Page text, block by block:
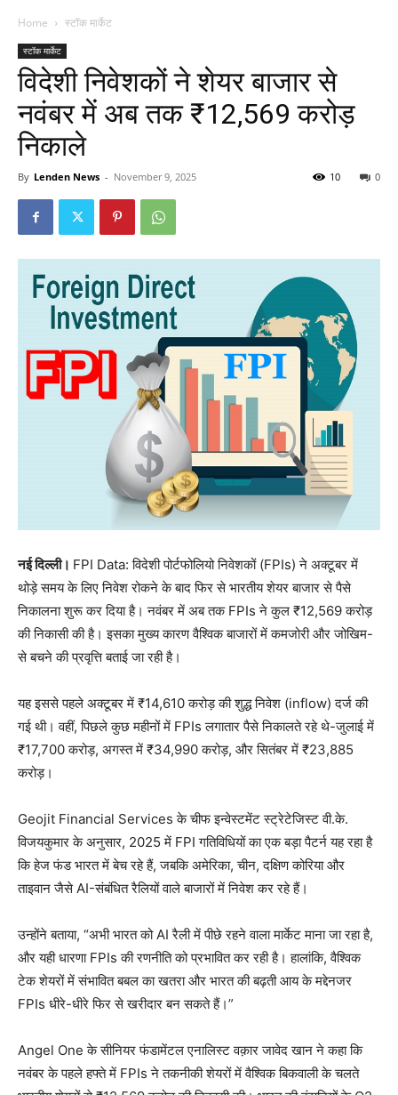
Home स्टॉक मार्केट
स्टॉक मार्केट
विदेशी निवेशकों ने शेयर बाजार से
नवंबर में अब तक ₹12,569 करोड़
निकाले
By Lenden News - November 9, 2025 0
10
नई दिल्ली। FPI Data: विदेशी पोर्टफोलियो निवेशकों (FPIs) ने अक्टूबर में
थोड़े समय के लिए निवेश रोकने के बाद फिर से भारतीय शेयर बाजार से पैसे
निकालना शुरू कर दिया है। नवंबर में अब तक FPIs ने कुल ₹12,569 करोड़
की निकासी की है। इसका मुख्य कारण वैश्विक बाजारों में कमजोरी और जोखिम-
से बचने की प्रवृत्ति बताई जा रही है।
यह इससे पहले अक्टूबर में ₹14,610 करोड़ की शुद्ध निवेश (inflow) दर्ज की
गई थी। वहीं, पिछले कुछ महीनों में FPIs लगातार पैसे निकालते रहे थे-जुलाई में
₹17,700 करोड़, अगस्त में ₹34,990 करोड़, और सितंबर में ₹23,885
करोड़।
Geojit Financial Services के चीफ इन्वेस्टमेंट स्ट्रेटेजिस्ट वी.के.
विजयकुमार के अनुसार, 2025 में FPI गतिविधियों का एक बड़ा पैटर्न यह रहा है
कि हेज फंड भारत में बेच रहे हैं, जबकि अमेरिका, चीन, दक्षिण कोरिया और
ताइवान जैसे AI-संबंधित रैलियों वाले बाजारों में निवेश कर रहे हैं।
उन्होंने बताया, “अभी भारत को AI रैली में पीछे रहने वाला मार्केट माना जा रहा है,
और यही धारणा FPIs की रणनीति को प्रभावित कर रही है। हालांकि, वैश्विक
टेक शेयरों में संभावित बबल का खतरा और भारत की बढ़ती आय के मद्देनजर
FPIs धीरे-धीरे फिर से खरीदार बन सकते हैं।”
Angel One के सीनियर फंडामेंटल एनालिस्ट वक़ार जावेद खान ने कहा कि
नवंबर के पहले हफ्ते में FPIs ने तकनीकी शेयरों में वैश्विक बिकवाली के चलते